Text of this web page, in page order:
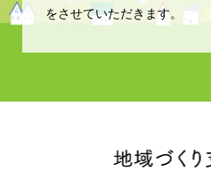
をさせていただきます。